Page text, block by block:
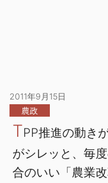
2011年9月15日
農政
TPP推進の動き
がシレッと、毎
合のいい「農業